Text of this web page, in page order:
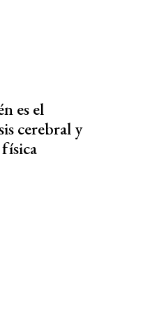
es el
cerebral y